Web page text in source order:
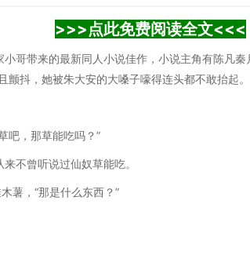
>>>点此免费阅读全文<<<
哥带来的最新同人小说佳作，小说主角有陈凡
颤抖，她被朱大安的大嗓子嚎得连头都不敢抬起
吧，那草能吃吗？”
不曾听说过仙奴草能吃。
薯，“那是什么东西？”